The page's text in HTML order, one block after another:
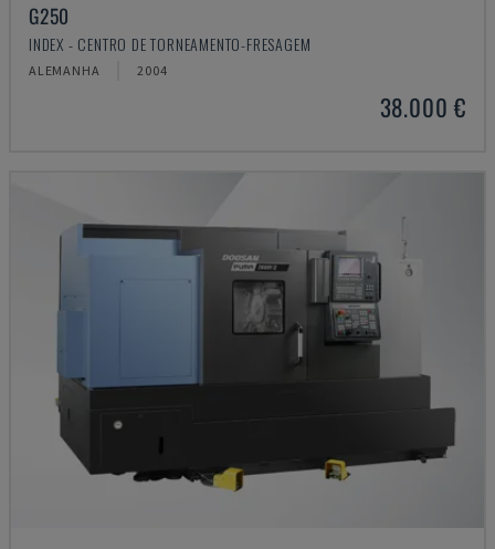
G250
INDEX - CENTRO DE TORNEAMENTO-FRESAGEM
ALEMANHA 2004
38.000 €